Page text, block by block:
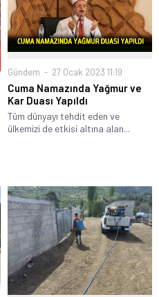
Gündem 27 Ocak 2023 11:19
Cuma Namazında Yağmur ve
Kar Duası Yapıldı
Tüm dünyayı tehdit eden ve
ülkemizi de etkisi altına alan...